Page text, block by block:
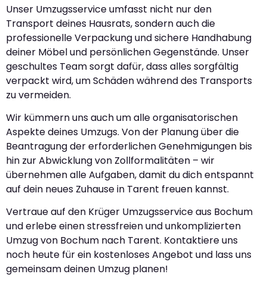
Unser Umzugsservice umfasst nicht nur den
Transport deines Hausrats, sondern auch die
professionelle Verpackung und sichere Handhabung
deiner Möbel und persönlichen Gegenstände. Unser
geschultes Team sorgt dafür, dass alles sorgfältig
verpackt wird, um Schäden während des Transports
zu vermeiden.
Wir kümmern uns auch um alle organisatorischen
Aspekte deines Umzugs. Von der Planung über die
Beantragung der erforderlichen Genehmigungen bis
hin zur Abwicklung von Zollformalitäten – wir
übernehmen alle Aufgaben, damit du dich entspannt
auf dein neues Zuhause in Tarent freuen kannst.
Vertraue auf den Krüger Umzugsservice aus Bochum
und erlebe einen stressfreien und unkomplizierten
Umzug von Bochum nach Tarent. Kontaktiere uns
noch heute für ein kostenloses Angebot und lass uns
gemeinsam deinen Umzug planen!